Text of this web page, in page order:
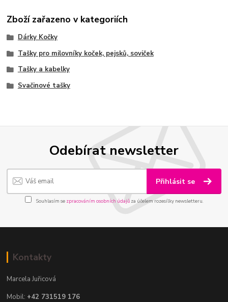
Zboží zařazeno v kategoriích
Dárky Kočky
Tašky pro milovníky koček, pejsků, soviček
Tašky a kabelky
Svačinové tašky
Odebírat newsletter
Přihlásit se
Souhlasím se zpracováním osobních údajůza účelem rozesílky newsletteru.
Kontakty
Marcela Juřicová
Mobil: +42 731519 176